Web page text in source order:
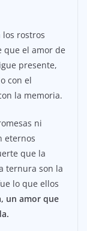
los rostros
que el amor de
presente,
con el
la memoria.
ni
eternos
que la
ternura son la
lo que ellos
un amor que